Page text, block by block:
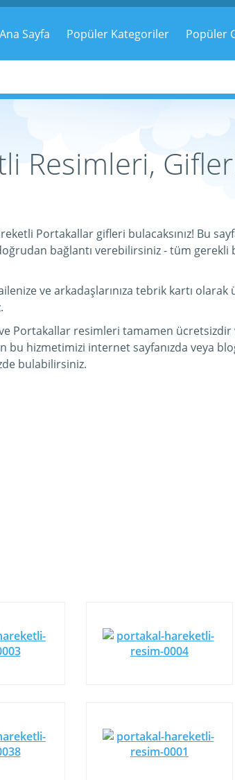
Ana Sayfa Popüler Kategoriler Popüler
Resimleri,
Portakallar gifleri bulacaksınız! Bu
bağlantı verebilirsiniz - tüm
ve arkadaşlarınıza tebrik kartı
Portakallar resimleri tamamen ücretsizdir
bu hizmetimizi internet sayfanızda veya
bulabilirsiniz.